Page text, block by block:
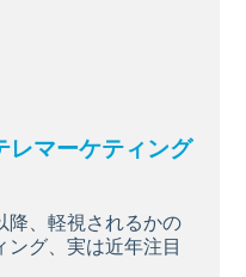
レマーケティング
降、軽視されるかの
ング、実は近年注目